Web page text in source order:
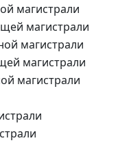
магистрали
магистрали
магистрали
магистрали
магистрали